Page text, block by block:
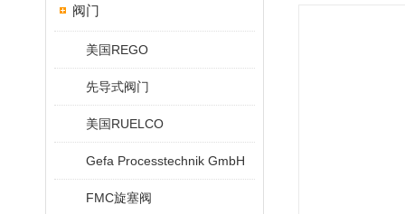
阀门
美国REGO
先导式阀门
美国RUELCO
Gefa Processtechnik GmbH
FMC旋塞阀